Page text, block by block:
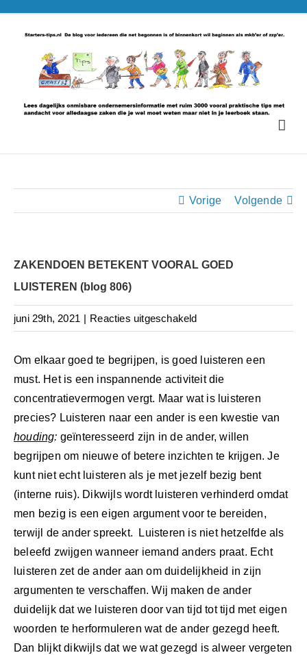
Vorige Volgende
ZAKENDOEN BETEKENT VOORAL GOED
LUISTEREN (blog 806)
juni 29th, 2021 | Reacties uitgeschakeldvoor
BETEKENT
VOORAL
GOED
Om elkaar goed te begrijpen, is goed luisteren een
must. Het is een inspannende activiteit die
concentratievermogen vergt. Maar wat is luisteren
precies? Luisteren naar een ander is een kwestie van
houding: geïnteresseerd zijn in de ander, willen
begrijpen om nieuwe of betere inzichten te krijgen. Je
kunt niet echt luisteren als je met jezelf bezig bent
(interne ruis). Dikwijls wordt luisteren verhinderd omdat
men bezig is een eigen argument voor te bereiden,
terwijl de ander spreekt. Luisteren is niet hetzelfde als
beleefd zwijgen wanneer iemand anders praat. Echt
luisteren zet de ander aan om duidelijkheid in zijn
argumenten te verschaffen. Wij maken de ander
duidelijk dat we luisteren door van tijd tot tijd met eigen
woorden te herformuleren wat de ander gezegd heeft.
Dan blijkt dikwijls dat we wat gezegd is alweer vergeten